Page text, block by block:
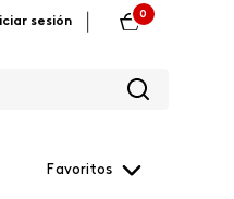
sesión
0
Favoritos